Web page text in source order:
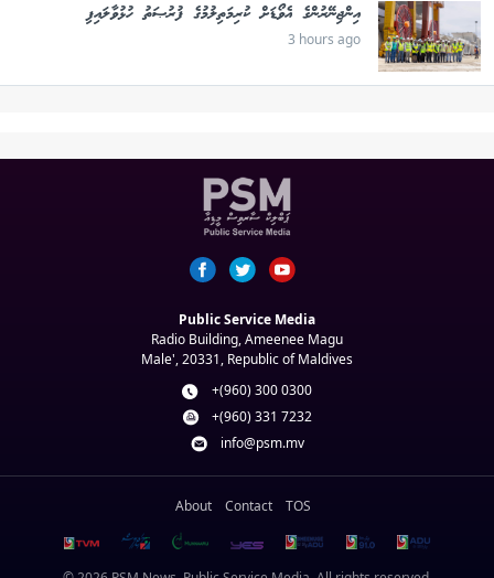
އިންޖިނޭރުންގެ އެވޯޑަށް ކުރިމަތިލުމުގެ ފުރުޞަތު ހުޅުވާލައިފި
3 hours ago
Public Service Media
Radio Building, Ameenee Magu
Male', 20331, Republic of Maldives
+(960) 300 0300
+(960) 331 7232
info@psm.mv
About Contact TOS